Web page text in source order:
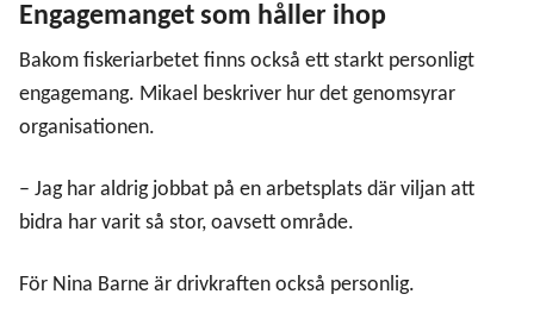
Engagemanget som håller ihop
Bakom fiskeriarbetet finns också ett starkt personligt
engagemang. Mikael beskriver hur det genomsyrar
organisationen.
– Jag har aldrig jobbat på en arbetsplats där viljan att
bidra har varit så stor, oavsett område.
För Nina Barne är drivkraften också personlig.